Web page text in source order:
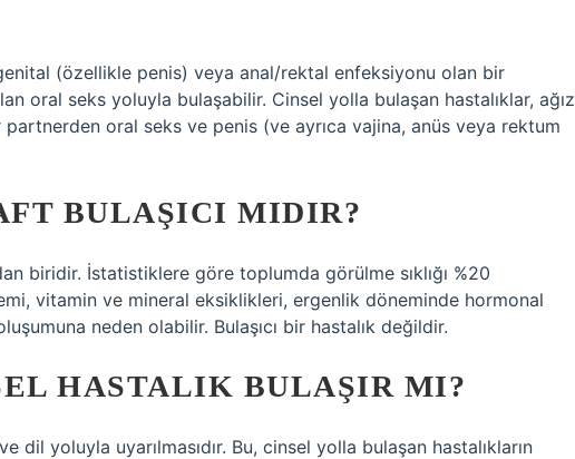
(özellikle penis) veya anal/rektal enfeksiyonu olan bir
oral seks yoluyla bulaşabilir. Cinsel yolla bulaşan hastalıklar, ağız
oral seks ve penis (ve ayrıca vajina, anüs veya rektum
BULAŞICI MIDIR?
biridir. İstatistiklere göre toplumda görülme sıklığı %20
vitamin ve mineral eksiklikleri, ergenlik döneminde hormonal
neden olabilir. Bulaşıcı bir hastalık değildir.
HASTALIK BULAŞIR MI?
dil yoluyla uyarılmasıdır. Bu, cinsel yolla bulaşan hastalıkların